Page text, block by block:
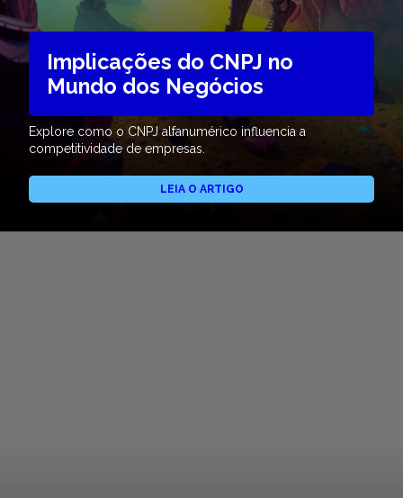
Implicações do CNPJ no
Mundo dos Negócios
Explore como o CNPJ alfanumérico influencia a
competitividade de empresas.
LEIA O ARTIGO